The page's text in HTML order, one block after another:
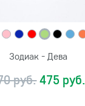
Зодиак - Дева
руб.475 руб.